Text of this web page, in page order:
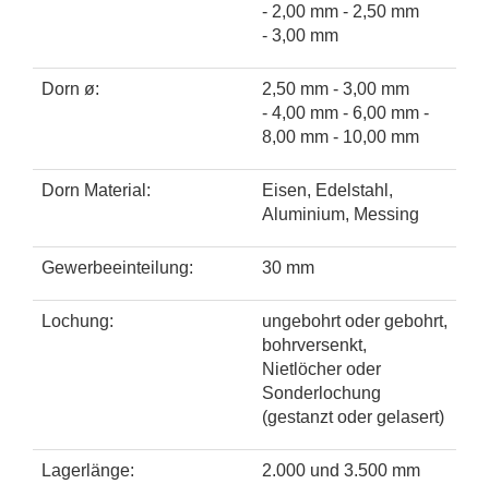
- 2,00 mm - 2,50 mm
- 3,00 mm
Dorn ø:
2,50 mm - 3,00 mm
- 4,00 mm - 6,00 mm -
8,00 mm - 10,00 mm
Dorn Material:
Eisen, Edelstahl,
Aluminium, Messing
Gewerbeeinteilung: 30 mm
Lochung:
ungebohrt oder gebohrt,
bohrversenkt,
Nietlöcher oder
Sonderlochung
(gestanzt oder gelasert)
Lagerlänge:
2.000 und 3.500 mm